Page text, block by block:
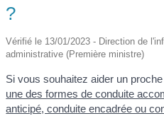
?
Vérifié le 13/01/2023 - Direction de
administrative (Première ministre)
Si vous souhaitez aider un
une des formes de conduite
anticipé, conduite encadrée ou